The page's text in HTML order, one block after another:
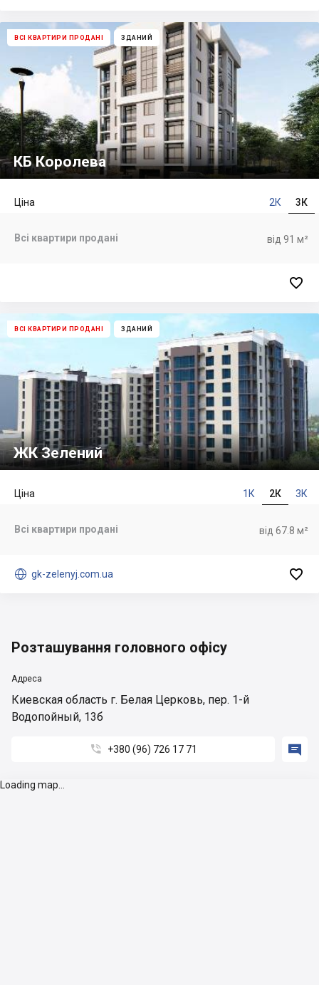
ВСІ КВАРТИРИ ПРОДАНІ ЗДАНИЙ
КБ Королева
2К 3К
Ціна
від 91 м²
Всі квартири продані

ВСІ КВАРТИРИ ПРОДАНІ ЗДАНИЙ
ЖК Зелений
1К 2К 3К
Ціна
від 67.8 м²
Всі квартири продані
 gk-zelenyj.com.ua 
Розташування головного офісу
Адреса
Киевская область г. Белая Церковь, пер. 1-й
Водопойный, 13б
 +380 (96) 726 17 71 
Loading map...